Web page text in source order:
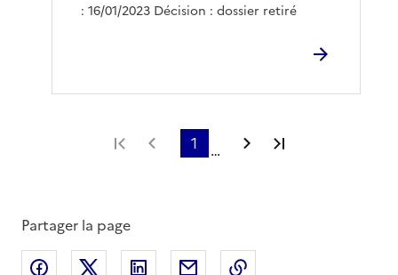
: 16/01/2023 Décision : dossier retiré
Première page
Page précédente
1 … Page suivante
Partager la page
Partager sur Facebook
Partager sur XPartager sur LinkedIn
Partager par email